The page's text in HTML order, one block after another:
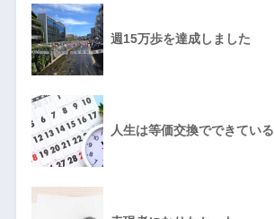
週15万歩を達成しました
人生は等価交換でできている